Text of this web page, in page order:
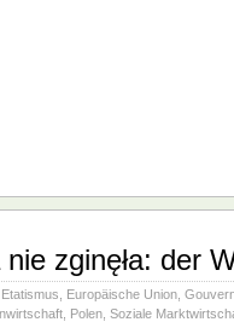
zginęła: der
Etatismus Europäische Union
Polen Soziale